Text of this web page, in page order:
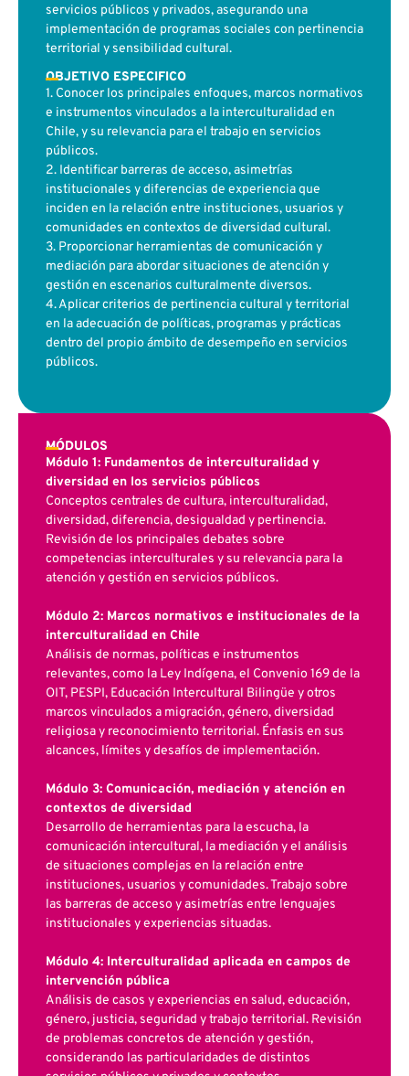
servicios públicos y privados, asegurando una
implementación de programas sociales con pertinencia
territorial y sensibilidad cultural.
OBJETIVO ESPECIFICO
1. Conocer los principales enfoques, marcos normativos
e instrumentos vinculados a la interculturalidad en
Chile, y su relevancia para el trabajo en servicios
públicos.
2. Identificar barreras de acceso, asimetrías
institucionales y diferencias de experiencia que
inciden en la relación entre instituciones, usuarios y
comunidades en contextos de diversidad cultural.
3. Proporcionar herramientas de comunicación y
mediación para abordar situaciones de atención y
gestión en escenarios culturalmente diversos.
4. Aplicar criterios de pertinencia cultural y territorial
en la adecuación de políticas, programas y prácticas
dentro del propio ámbito de desempeño en servicios
públicos.
MÓDULOS
Módulo 1: Fundamentos de interculturalidad y
diversidad en los servicios públicos
Conceptos centrales de cultura, interculturalidad,
diversidad, diferencia, desigualdad y pertinencia.
Revisión de los principales debates sobre
competencias interculturales y su relevancia para la
atención y gestión en servicios públicos.
Módulo 2: Marcos normativos e institucionales de la
interculturalidad en Chile
Análisis de normas, políticas e instrumentos
relevantes, como la Ley Indígena, el Convenio 169 de la
OIT, PESPI, Educación Intercultural Bilingüe y otros
marcos vinculados a migración, género, diversidad
religiosa y reconocimiento territorial. Énfasis en sus
alcances, límites y desafíos de implementación.
Módulo 3: Comunicación, mediación y atención en
contextos de diversidad
Desarrollo de herramientas para la escucha, la
comunicación intercultural, la mediación y el análisis
de situaciones complejas en la relación entre
instituciones, usuarios y comunidades. Trabajo sobre
las barreras de acceso y asimetrías entre lenguajes
institucionales y experiencias situadas.
Módulo 4: Interculturalidad aplicada en campos de
intervención pública
Análisis de casos y experiencias en salud, educación,
género, justicia, seguridad y trabajo territorial. Revisión
de problemas concretos de atención y gestión,
considerando las particularidades de distintos